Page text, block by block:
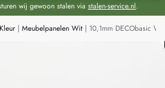
wij gewoon stalen via stalen-service.nl.
| Meubelpanelen Wit | 10,1mm DECObasic